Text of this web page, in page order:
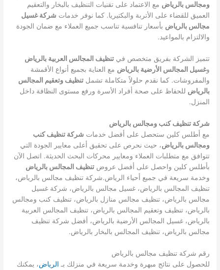
ومجالس بالرياض مع الاعتماد على تقنيات التنظيف بالبخار والتعقيم
العميق للقضاء على الأتربة والبكتيريا. كما نوفر خدمات شركة غسيل
مجالس بالرياض بأسعار تنافسية تناسب جميع العملاء مع ضمان الجودة
والالتزام بالمواعيد.
تتميز الشركة بفريق متخصص فيتنظيف المجالس العربية بالرياض
وغسيل المجالس الأرضية بالرياض مع العناية بجميع أنواع الأقمشة
والمفروشات. كما نقدم حلولاً متكاملة تشملتنظيف وتعقيم المجالس
بالرياض للحفاظ على صحة أفراد الأسرة ورفع مستوى النظافة داخل
المنزل.
شركة تنظيف كنب ومجالس بالرياض
مع أطلس كلين ستحصل على أفضل خدمات شركة تنظيف كنب
ومجالس بالرياض، حيث نحرص على تحقيق أعلى معايير الجودة التي
تتوافق مع متطلبات العملاء ومعايير محركات البحث الحديثة. اتصل الآن
بأطلس كلين واحصل على أفضل عروضتنظيف المجالس بالرياض
وخدمة سريعة في جميع أحياء الرياض.شركة تنظيف مجالس بالرياض،
تنظيف المجالس بالرياض، غسيل مجالس بالرياض، شركة غسيل
مجالس بالرياض، تنظيف مجالس منازل بالرياض، تنظيف كنب ومجالس
بالرياض، تنظيف وتعقيم المجالس بالرياض، تنظيف المجالس العربية
بالرياض، غسيل المجالس الأرضية بالرياض، أفضل شركة تنظيف
مجالس بالرياض، تنظيف المجالس بالبخار بالرياض.
رقم شركة تنظيف مجالس بالرياض
للحصول على نتائج مبهرة وخدمة سريعة في منزلك بـ الرياض، يمكنك